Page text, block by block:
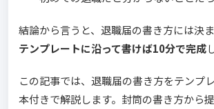
結論から言うと、退職届の書き方には決ま
テンプレートに沿って書けば10分で完成
この記事では、退職届の書き方をテンプ
本付きで解説します。封筒の書き方から提